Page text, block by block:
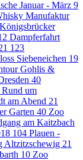
Januar - März 9
Manufaktur
Königsbrücker
Dampferfahrt
123
Siebeneichen 19
Gohlis &
40
Rund um
am Abend 21
Garten 40 Zoo
am Kaitzbach
104 Plauen -
Altzitzschewig 21
10 Zoo